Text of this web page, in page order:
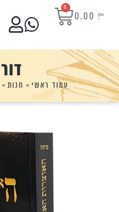
0.00 ₪
0
עמוד ראשי » חנות »